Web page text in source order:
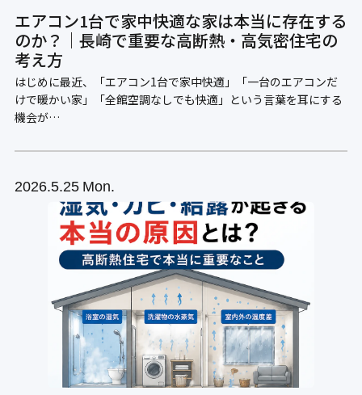
エアコン1台で家中快適な家は本当に存在する
のか？｜長崎で重要な高断熱・高気密住宅の
考え方
はじめに最近、「エアコン1台で家中快適」「一台のエアコンだ
けで暖かい家」「全館空調なしでも快適」という言葉を耳にする
機会が…
2026 5.25 Mon.